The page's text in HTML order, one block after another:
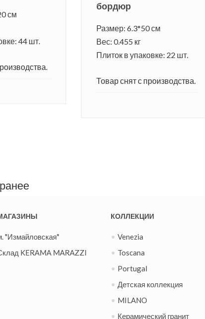
см
44 шт.
бордюр
Размер: 6.3*50 см
Вес: 0.455 кг
Плиток в упаковке: 22 шт.
Товар снят с производства.
"Измайловская"
KERAMA MARAZZI
КОЛЛЕКЦИИ
Venezia
Toscana
Portugal
Детская коллекция
MILANO
Керамический гранит